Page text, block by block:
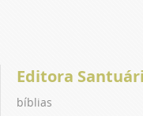
Editora
bíblias